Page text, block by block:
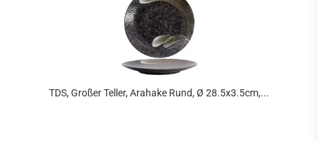
TDS, Großer Teller, Arahake Rund, Ø 28.5x3.5cm,...